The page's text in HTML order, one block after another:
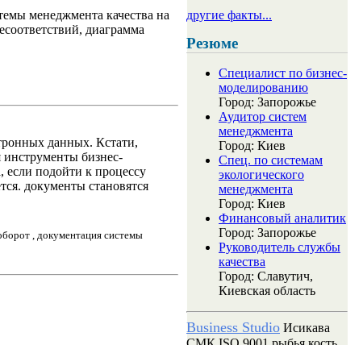
менеджмента качества на
диаграмма
данных. Кстати,
инструменты бизнес-
подойти к процессу
документы становятся
, документация системы
другие факты...
Резюме
Специалист по бизнес-
моделированию
Город: Запорожье
Аудитор систем
менеджмента
Город: Киев
Спец. по системам
экологического
менеджмента
Город: Киев
Финансовый аналитик
Город: Запорожье
Руководитель службы
качества
Город: Славутич,
Киевская область
Business Studio Исикава